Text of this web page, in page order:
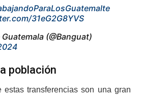
31eG2G8YVS
(@Banguat)
población
estas transferencias son una gran